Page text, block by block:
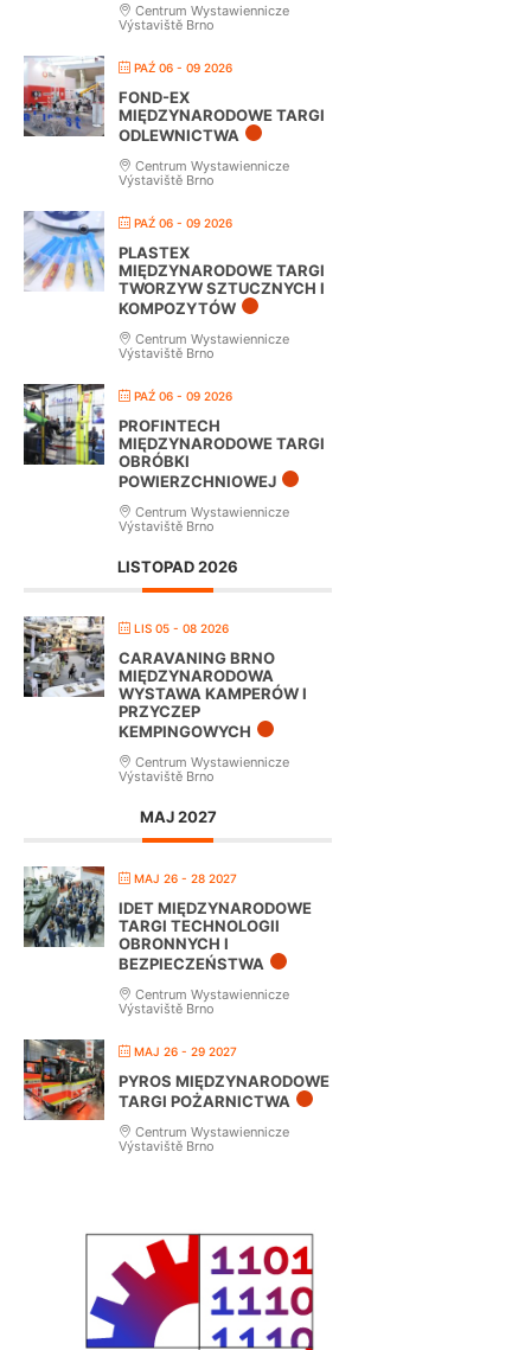
Centrum Wystawiennicze
Výstaviště Brno
PAŹ 06 - 09 2026
FOND-EX
MIĘDZYNARODOWE TARGI
ODLEWNICTWA
Centrum Wystawiennicze
Výstaviště Brno
PAŹ 06 - 09 2026
PLASTEX
MIĘDZYNARODOWE TARGI
TWORZYW SZTUCZNYCH I
KOMPOZYTÓW
Centrum Wystawiennicze
Výstaviště Brno
PAŹ 06 - 09 2026
PROFINTECH
MIĘDZYNARODOWE TARGI
OBRÓBKI
POWIERZCHNIOWEJ
Centrum Wystawiennicze
Výstaviště Brno
LISTOPAD 2026
LIS 05 - 08 2026
CARAVANING BRNO
MIĘDZYNARODOWA
WYSTAWA KAMPERÓW I
PRZYCZEP
KEMPINGOWYCH
Centrum Wystawiennicze
Výstaviště Brno
MAJ 2027
MAJ 26 - 28 2027
IDET MIĘDZYNARODOWE
TARGI TECHNOLOGII
OBRONNYCH I
BEZPIECZEŃSTWA
Centrum Wystawiennicze
Výstaviště Brno
MAJ 26 - 29 2027
PYROS MIĘDZYNARODOWE
TARGI POŻARNICTWA
Centrum Wystawiennicze
Výstaviště Brno